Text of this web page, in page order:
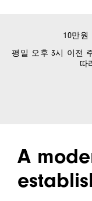
10만원
평일 오후 3시 이전
따
A